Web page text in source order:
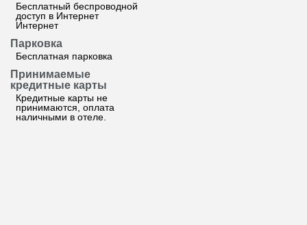
Бесплатный беспроводной
доступ в Интернет
Интернет
Парковка
Бесплатная парковка
Принимаемые
кредитные карты
Кредитные карты не
принимаются, оплата
наличными в отеле.